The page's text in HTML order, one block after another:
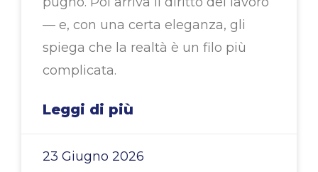
— e, con una certa eleganza, gli
spiega che la realtà è un filo più
complicata.
Leggi di più
23 Giugno 2026